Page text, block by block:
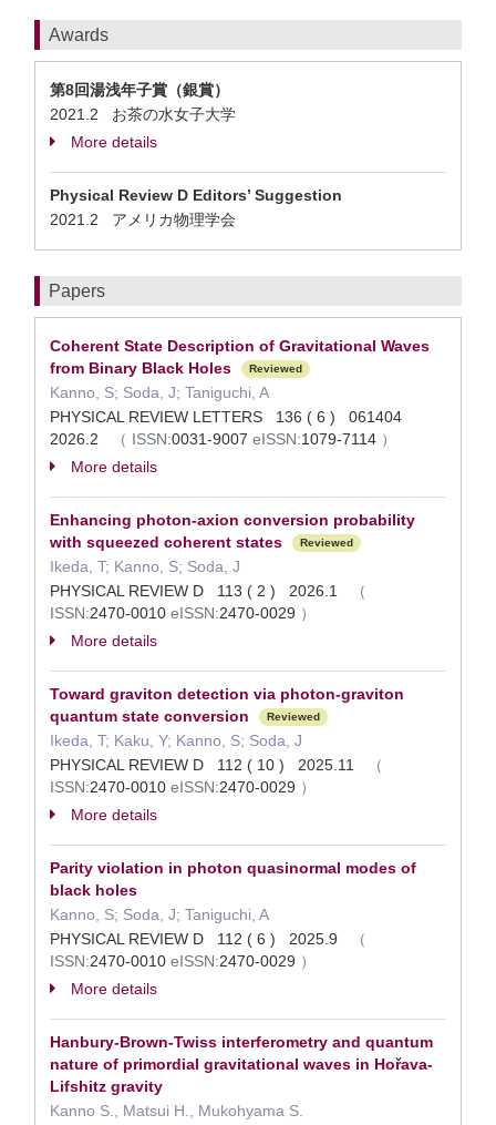
Awards
第8回湯浅年子賞（銀賞）
2021.2 お茶の水女子大学
More details
Physical Review D Editors’ Suggestion
2021.2 アメリカ物理学会
Papers
Coherent State Description of Gravitational Waves
from Binary Black Holes
Reviewed
Kanno, S; Soda, J; Taniguchi, A
PHYSICAL REVIEW LETTERS 136 ( 6 ) 061404
2026.2
（ ISSN:0031-9007 eISSN:1079-7114 ）
More details
Enhancing photon-axion conversion probability
with squeezed coherent states
Reviewed
Ikeda, T; Kanno, S; Soda, J
PHYSICAL REVIEW D 113 ( 2 ) 2026.1
（
ISSN:2470-0010 eISSN:2470-0029 ）
More details
Toward graviton detection via photon-graviton
quantum state conversion
Reviewed
Ikeda, T; Kaku, Y; Kanno, S; Soda, J
PHYSICAL REVIEW D 112 ( 10 ) 2025.11
（
ISSN:2470-0010 eISSN:2470-0029 ）
More details
Parity violation in photon quasinormal modes of
black holes
Kanno, S; Soda, J; Taniguchi, A
PHYSICAL REVIEW D 112 ( 6 ) 2025.9
（
ISSN:2470-0010 eISSN:2470-0029 ）
More details
Hanbury-Brown-Twiss interferometry and quantum
nature of primordial gravitational waves in Hořava-
Lifshitz gravity
Kanno S., Matsui H., Mukohyama S.